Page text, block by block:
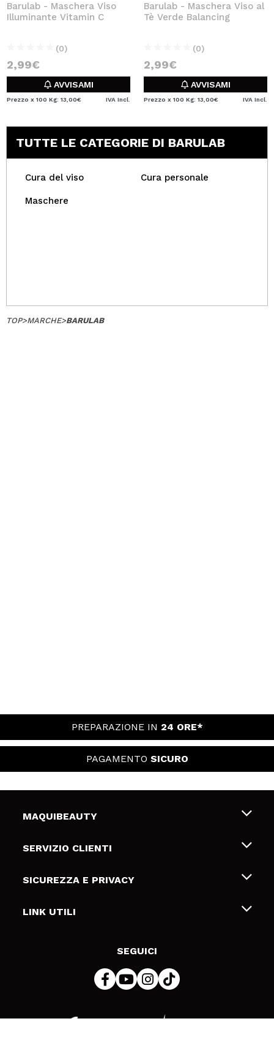
Barulab - Maschera Viso
Illuminante Vitamin C
(0)
2,99€
AVVISAMI
Prezzo x 100 Kg: 13,00€ IVA Incl.
Barulab - Maschera Viso al
Tè Verde Balancing
(0)
2,99€
AVVISAMI
Prezzo x 100 Kg: 13,00€ IVA Incl.
TUTTE LE CATEGORIE DI BARULAB
Cura del viso Cura personale
Maschere
TOP>MARCHE>BARULAB
PREPARAZIONE IN 24 ORE*
PAGAMENTO SICURO
MAQUIBEAUTY
Chi siamo
Gift Cards
SERVIZIO CLIENTI
Spedizioni & Resi
Metodi di pagamamento
SICUREZZA E PRIVACY
Termini e condizioni
LINK UTILI
SEGUICI